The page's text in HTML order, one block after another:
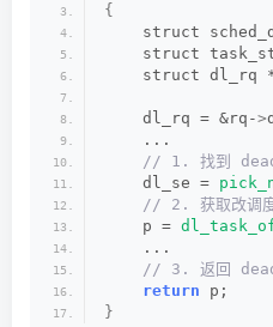
{
struct
struct
struct dl_rq
    dl_rq = &rq-
>
    ...
// 1. 找到
    dl_se =
// 2. 获取改调度
    p =
    ...
// 3. 返回
return p;
}